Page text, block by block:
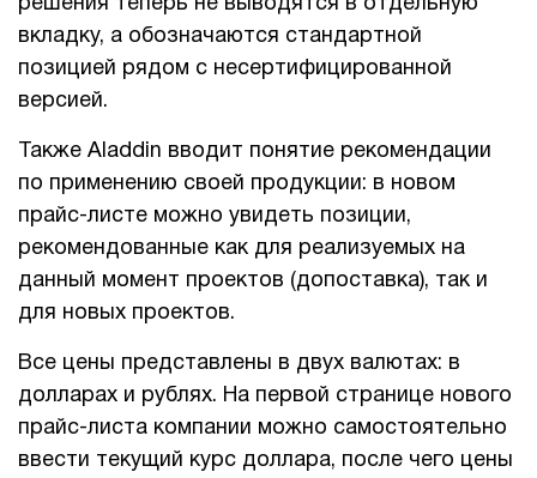
решения теперь не выводятся в отдельную
вкладку, а обозначаются стандартной
позицией рядом с несертифицированной
версией.
Также Aladdin вводит понятие рекомендации
по применению своей продукции: в новом
прайс-листе можно увидеть позиции,
рекомендованные как для реализуемых на
данный момент проектов (допоставка), так и
для новых проектов.
Все цены представлены в двух валютах: в
долларах и рублях. На первой странице нового
прайс-листа компании можно самостоятельно
ввести текущий курс доллара, после чего цены